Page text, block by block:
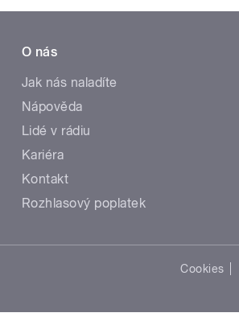
O nás
Jak nás naladíte
Nápověda
Lidé v rádiu
Kariéra
Kontakt
Rozhlasový poplatek
Cookies